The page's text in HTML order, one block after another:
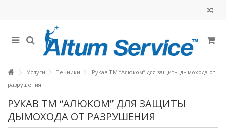
Услуги Печники
Рукав ТМ “Алюком” для защиты дымохода от
разрушения
РУКАВ ТМ “АЛЮКОМ” ДЛЯ ЗАЩИТЫ
ДЫМОХОДА ОТ РАЗРУШЕНИЯ